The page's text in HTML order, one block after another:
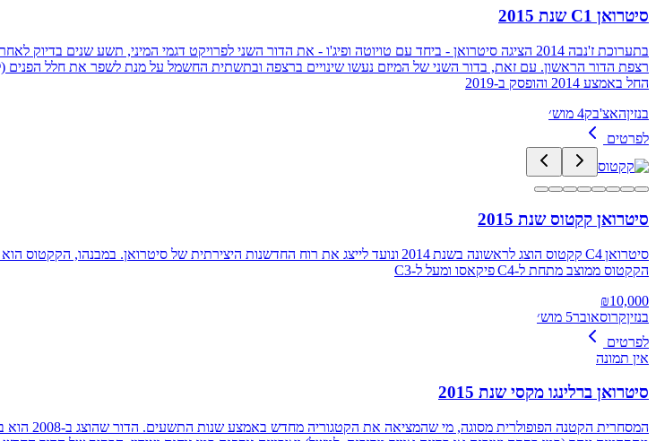
סיטרואן C1 שנת 2015
בתערוכת ז'נבה 2014 הציגה סיטרואן - ביחד עם טויוטה ופיג'ו - את הדור השני לפרויקט דגמי המיני, תשע
רצפת הדור הראשון. עם זאת, בדור השני של המיזם נעשו שינויים ברצפה ובתשתית החשמל על מנת לשפר את חלל הפנים
החל באמצע 2014 והופסק ב-2019
בנזיןהאצ'בק4 מוש׳
לפרטים
סיטרואן קקטוס שנת 2015
הקקטוס ממוצב מתחת ל-C4 פיקאסו ומעל ל-C3
₪10,000
בנזיןקרוסאובר5 מוש׳
לפרטים
אין תמונה
סיטרואן ברלינגו מקסי שנת 2015
המסחרית